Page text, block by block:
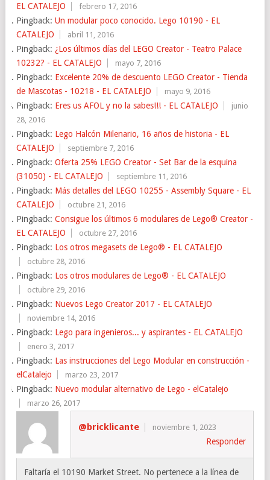
EL CATALEJO
febrero 17, 2016
Pingback: Un modular poco conocido. Lego 10190 - EL
CATALEJO
abril 11, 2016
Pingback: ¿Los últimos días del LEGO Creator - Teatro Palace
10232? - EL CATALEJO
mayo 7, 2016
Pingback: Excelente 20% de descuento LEGO Creator - Tienda
de Mascotas - 10218 - EL CATALEJO
mayo 9, 2016
Pingback: Eres us AFOL y no la sabes!!! - EL CATALEJO
junio
28, 2016
Pingback: Lego Halcón Milenario, 16 años de historia - EL
CATALEJO
septiembre 7, 2016
Pingback: Oferta 25% LEGO Creator - Set Bar de la esquina
(31050) - EL CATALEJO
septiembre 11, 2016
Pingback: Más detalles del LEGO 10255 - Assembly Square - EL
CATALEJO
octubre 21, 2016
Pingback: Consigue los últimos 6 modulares de Lego® Creator -
EL CATALEJO
octubre 27, 2016
Pingback: Los otros megasets de Lego® - EL CATALEJO
octubre 28, 2016
Pingback: Los otros modulares de Lego® - EL CATALEJO
octubre 29, 2016
Pingback: Nuevos Lego Creator 2017 - EL CATALEJO
noviembre 14, 2016
Pingback: Lego para ingenieros... y aspirantes - EL CATALEJO
enero 3, 2017
Pingback: Las instrucciones del Lego Modular en construcción -
elCatalejo
marzo 23, 2017
Pingback: Nuevo modular alternativo de Lego - elCatalejo
marzo 26, 2017
@bricklicante noviembre 1, 2023
Responder
Faltaría el 10190 Market Street. No pertenece a la línea de